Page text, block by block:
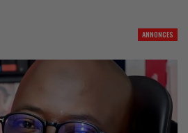
ANNONCES